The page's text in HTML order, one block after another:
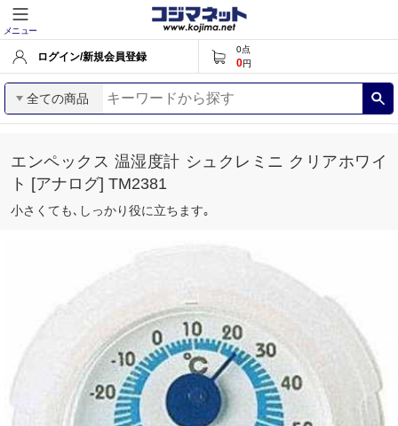
メニュー
ログイン/新規会員登録
0点
0円
全ての商品
エンペックス 温湿度計 シュクレミニ クリアホワイ
ト [アナログ] TM2381
小さくても､しっかり役に立ちます｡